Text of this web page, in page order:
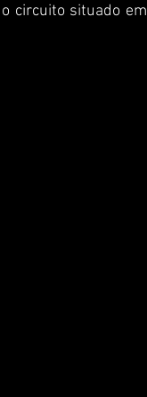
circuito situado em